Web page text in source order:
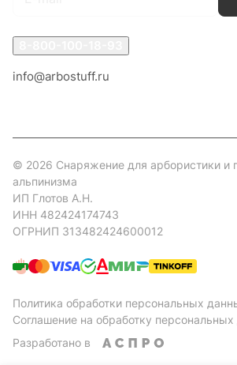
info@arbostuff.ru
© 2026 Снаряжение для арбористики и
альпинизма
ИП Глотов А.Н.
ИНН 482424174743
ОГРНИП 313482424600012
Политика обработки персональных
Соглашение на обработку
Разработано в